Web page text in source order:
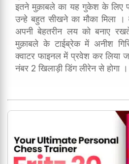
इतने मुक़ाबले का यह गुकेश के लिए
उन्हे बहुत सीखने का मौका मिला ।
अपनी बेहतरीन लय को बनाए
मुक़ाबले के टाईब्रेक में अनीश
क्वाटर फाइनल में प्रवेश कर लिया
नंबर 2 खिलाड़ी डिंग लीरेन से